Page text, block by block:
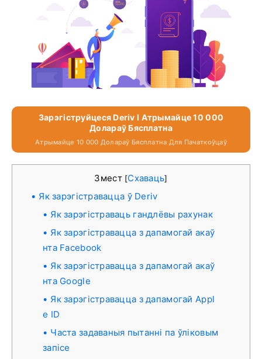
Зарэгіструйцеся Deriv І Атрымайце 10 000
Долараў Бясплатна
Атрымайце 10 000 Долараў Бясплатна Для Пачаткоўцаў
Змест [Схаваць]
Як зарэгістравацца ў Deriv
Як зарэгістраваць гандлёвы рахунак
Як зарэгістравацца з дапамогай акаў
нта Facebook
Як зарэгістравацца з дапамогай акаў
нта Google
Як зарэгістравацца з дапамогай Appl
e ID
Часта задаваныя пытанні па ўліковым
запісе